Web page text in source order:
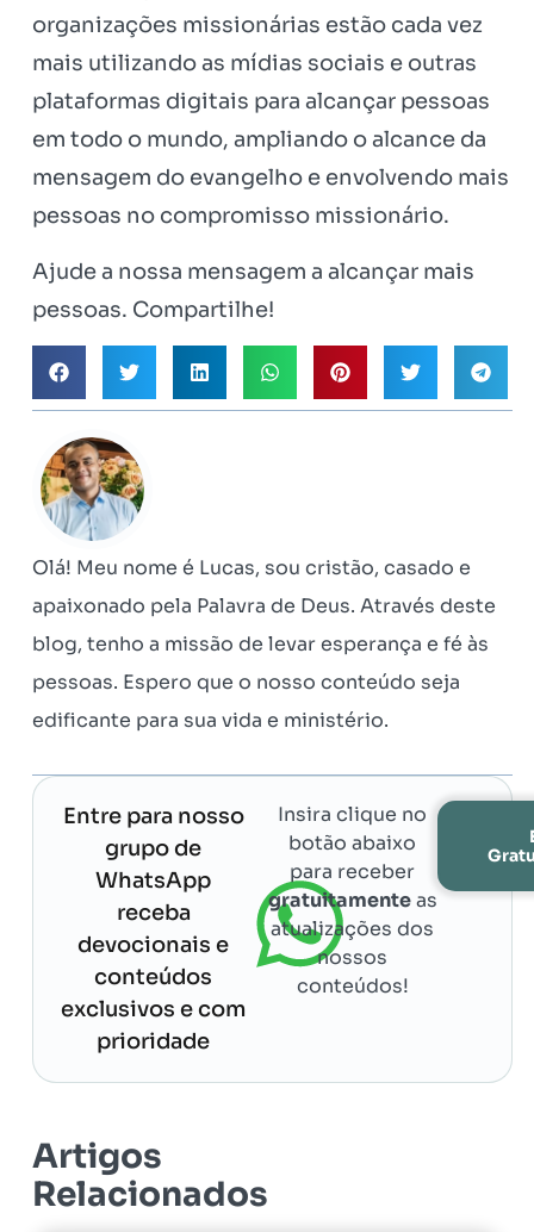
organizações missionárias estão cada vez
mais utilizando as mídias sociais e outras
plataformas digitais para alcançar pessoas
em todo o mundo, ampliando o alcance da
mensagem do evangelho e envolvendo mais
pessoas no compromisso missionário.
Ajude a nossa mensagem a alcançar mais
pessoas. Compartilhe!
Olá! Meu nome é Lucas, sou cristão, casado e
apaixonado pela Palavra de Deus. Através deste
blog, tenho a missão de levar esperança e fé às
pessoas. Espero que o nosso conteúdo seja
edificante para sua vida e ministério.
Entre para nosso
grupo de
WhatsApp
receba
devocionais e
conteúdos
exclusivos e com
prioridade
Insira clique no
botão abaixo
para receber
gratuitamenteas
atualizações dos
nossos
conteúdos!
Artigos
Relacionados